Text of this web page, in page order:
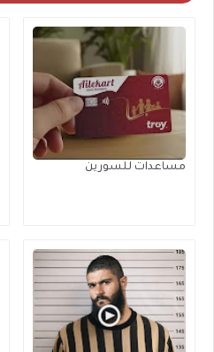
مساعدات للسورين